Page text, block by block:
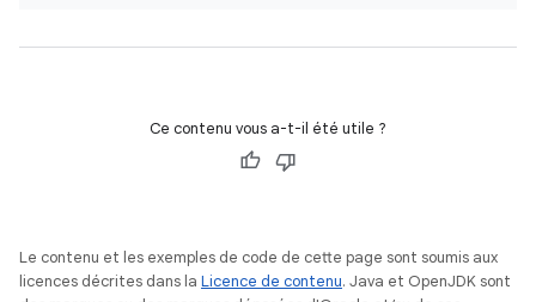
Ce contenu vous a-t-il été utile ?
Le contenu et les exemples de code de cette page sont soumis aux
licences décrites dans la Licence de contenu. Java et OpenJDK sont